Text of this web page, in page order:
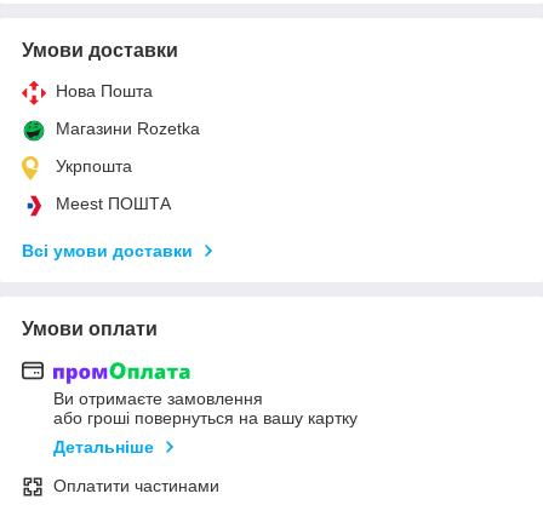
Умови доставки
Нова Пошта
Магазини Rozetka
Укрпошта
Meest ПОШТА
Всі умови доставки
Умови оплати
Ви отримаєте замовлення
або гроші повернуться на вашу картку
Детальніше
Оплатити частинами